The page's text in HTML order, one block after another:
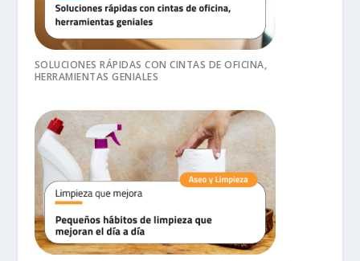
SOLUCIONES RÁPIDAS CON CINTAS DE OFICINA,
HERRAMIENTAS GENIALES